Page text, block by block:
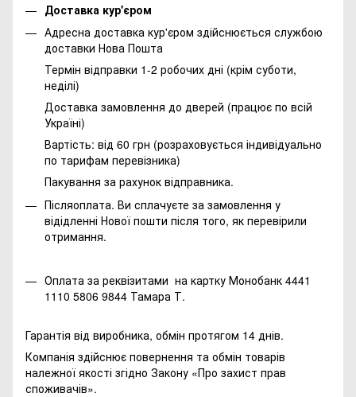
Доставка кур'єром
Адресна доставка кур'єром здійснюється службою
доставки Нова Пошта
Термін відправки 1-2 робочих дні (крім суботи,
неділі)
Доставка замовлення до дверей (працює по всій
Україні)
Вартість: від 60 грн (розраховується індивідуально
по тарифам перевізника)
Пакування за рахунок відправника.
Післяоплата. Ви сплачуєте за замовлення у
відідленні Нової пошти після того, як перевірили
отримання.
Оплата за реквізитами на картку Монобанк 4441
1110 5806 9844 Тамара Т.
Гарантія від виробника, обмін протягом 14 днів.
Компанія здійснює повернення та обмін товарів
належної якості згідно Закону «Про захист прав
споживачів».